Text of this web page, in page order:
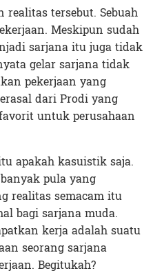
tersebut. Sebuah
Meskipun sudah
sarjana itu juga tidak
gelar sarjana tidak
pekerjaan yang
dari Prodi yang
untuk perusahaan
apakah kasuistik saja.
pula yang
realitas semacam itu
bagi sarjana muda.
kerja adalah suatu
seorang sarjana
Begitukah?